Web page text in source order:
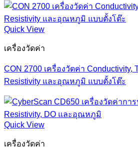
Quick View
เครื่องวัดค่า
CON 2700 เครื่องวัดค่า Conductivity,
Resistivity และอุณหภูมิ แบบตั้งโต๊ะ
Quick View
เครื่องวัดค่า